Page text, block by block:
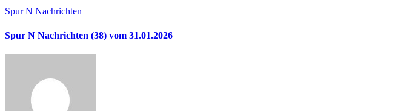
Spur N Nachrichten
Spur N Nachrichten (38) vom 31.01.2026